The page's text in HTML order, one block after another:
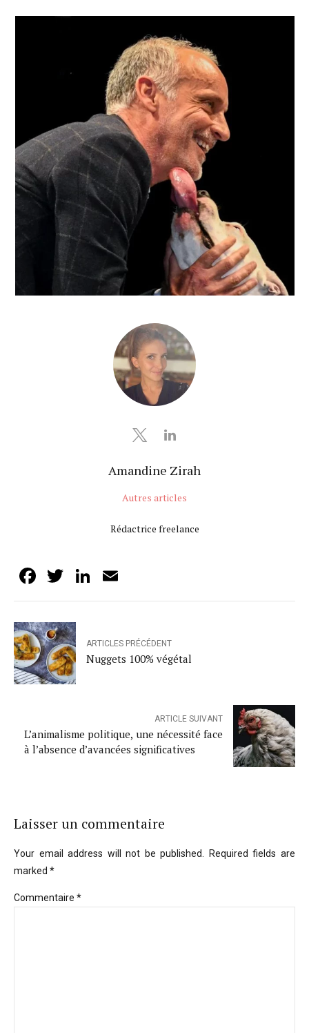
Amandine Zirah
Autres articles
Rédactrice freelance
Facebook
TwitterLinkedIn
ARTICLES PRÉCÉDENT
Nuggets 100% végétal
ARTICLE SUIVANT
L’animalisme politique, une nécessité face
à l’absence d’avancées significatives
Laisser un commentaire
Your email address will not be published. Required fields are
marked *
Commentaire *